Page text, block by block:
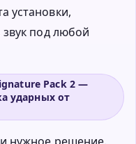
установки,
звук под любой
Pack 2 —
ударных от
нужное решение,